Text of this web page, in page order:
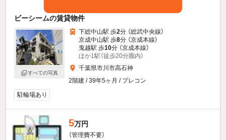
ビーシームの賃貸物件
すべての写真
下総中山駅 歩2分 （総武中央線）
京成中山駅 歩8分 （京成本線）
鬼越駅 歩10分 （京成本線）
ほか1駅（徒歩20分圏内）
千葉県市川市高石神
2階建 / 39年5ヶ月 / プレコン
駐輪場あり
5万円
（管理費不要）